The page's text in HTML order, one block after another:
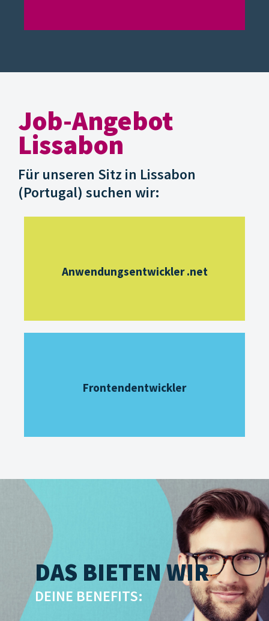
Job-Angebot
Lissabon
Für unseren Sitz in Lissabon
(Portugal) suchen wir:
Anwendungsentwickler .net
Frontendentwickler
DAS BIETEN WIR
DEINE BENEFITS: